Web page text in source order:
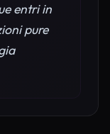
entri in
pure